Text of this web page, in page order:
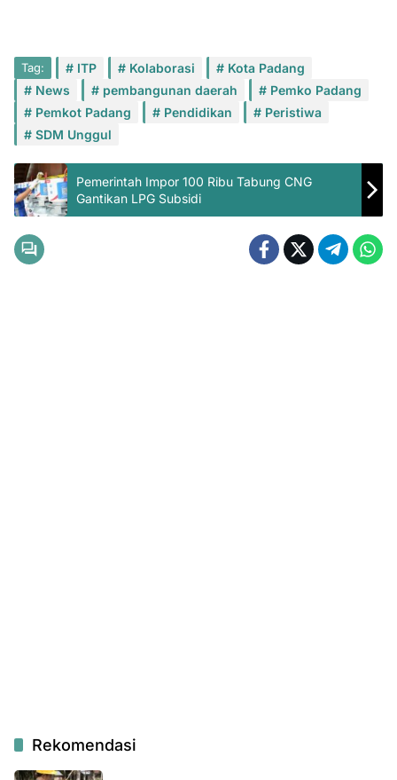
Tag: ITP Kolaborasi
Kota Padang
News
pembangunan daerah
Pemko Padang
Pemkot Padang
Pendidikan
Peristiwa
SDM Unggul
Pemerintah Impor 100 Ribu Tabung CNG
Gantikan LPG Subsidi
Rekomendasi